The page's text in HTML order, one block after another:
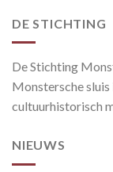
DE STICHTING
De Stichting
Monstersche sluis
cultuurhistorisch
NIEUWS